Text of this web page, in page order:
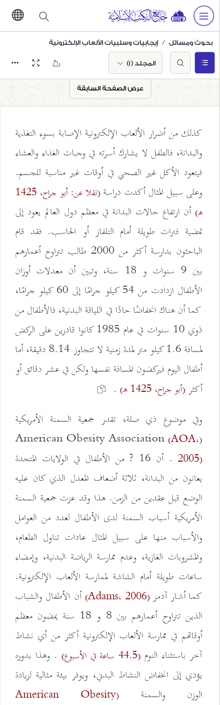
بحوث ومسائل إيجابيات وسلبيات الألعاب الإلكترونية
المجلد (1)
عرض الصفحة السابقة
كذلك من أضرار الألعاب الإلكترونية الإصابة بسوء التغذية
والبدانة، فالطفل لا يشارك أسرته في وجبات الغذاء والعشاء
فيتعود الأكل غير الصحي في أوقات غير مناسبة للجسم.
وعلى سبيل المثال أكدت دراسة
(نقلا عن: أبو جراح، 1425
هـ) أن ارتفاع حالات البدانة في معظم دول العالم يعود إلى
تمضية فترات طويلة أمام التلفاز أو الحاسب. فقد قام
الباحثون بدارسة أكثر من 2000 طالب تتراوح أعمارهم
بين 9 سنوات و 18 سنة، وتبين أن معدلات أوزان
الأطفال ازدادت من 54 كيلو جرامًا إلى 60 كيلو جرامًا،
كما أن هناك انخفاضًا حادًا في اللياقة البدنية، فالأطفال من
ذوي 10 سنوات في عام 1985 كانوا قادرين على الركض
لمسافة 1.6 كيلو متر لمدة زمنية لا تتجاوز 8.14 دقيقة، أما
أطفال اليوم فيركضون المسافة نفسها ولكن في عشر دقائق أو
أكثر(أبو جراح، 1425 هـ)
.
وفي موضوع ذي صلة، تقدر جمعية السمنة الأمريكية
(American Obesity Association(AOA،
2005)
. أن 16 ? من الأطفال في الولايات المتحدة
يعانون من البدانة، ثلاثة أضعاف المعدل الذي كان عليه
الوضع قبل عقدين من الزمن. هذا وقد عزت جمعية السمنة
الأمريكية أسباب السمنة لدى الأطفال لعدد من العوامل
والأسباب منها على سبيل المثال عادات تناول الطعام،
والمشروبات الغازية، وعدم ممارسة الرياضة البدنية، وإمضاء
ساعات طويلة أمام الشاشة لممارسة الألعاب الإلكترونية.
كما أشار آدمز(Adams، 2006)
أن الأطفال والشباب
الذين تتراوح أعمارهم بين 8 و 18 سنة يمضون معظم
أوقاتهم في ممارسة الألعاب الإلكترونية أكثر من أي نشاط
آخر باستثناء النوم (44.5 ساعة في الأسبوع)
. وهذا بدوره
يؤدي إلى انخفاض النشاط البدني، ويوفر بيئة مثالية لزيادة
الوزن والسمنة
(American Obesity